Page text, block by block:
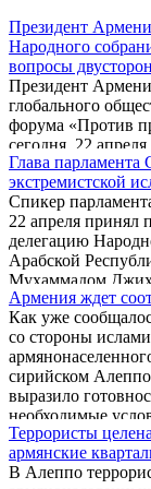
Президент
Народного
вопросы
Президент
глобального
форума «Против
сегодня, 22
председателем
Мухаммадом
этом сообщает
армянского
Глава парламента
экстремистской
Спикер
22 апреля принял
делегацию
Арабской
Мухаммадом
которая прибыла в
мероприятиях,
годовщине
Армения ждет
Как уже
со стороны
сирийском
выразило
необходимые
переезжающих
школьников и
Террористы
армянские
В Алеппо